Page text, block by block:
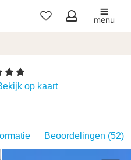
Mijn
menu
Sterren
Bekijk op kaart
Beoordelingen (52)